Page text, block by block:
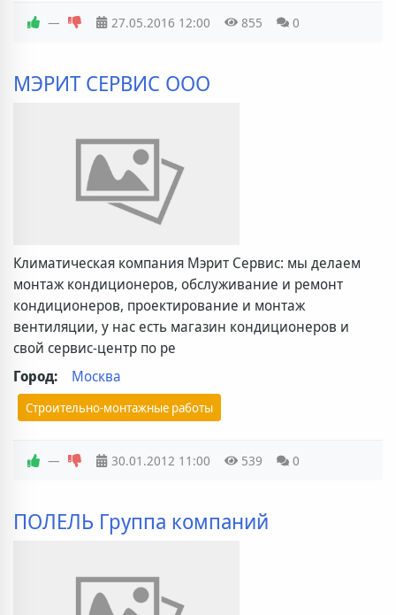
— 27.05.2016 12:00 855 0
МЭРИТ СЕРВИС ООО
Климатическая компания Мэрит Сервис: мы делаем
монтаж кондиционеров, обслуживание и ремонт
кондиционеров, проектирование и монтаж
вентиляции, у нас есть магазин кондиционеров и
свой сервис-центр по ре
Город:
Москва
Строительно-монтажные работы
— 30.01.2012 11:00 539 0
ПОЛЕЛЬ Группа компаний